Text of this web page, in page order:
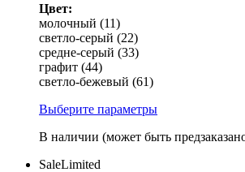
Цвет:
молочный (11)
светло-серый (22)
средне-серый (33)
графит (44)
светло-бежевый (61)
Выберите параметры
В наличии (может быть
SaleLimited